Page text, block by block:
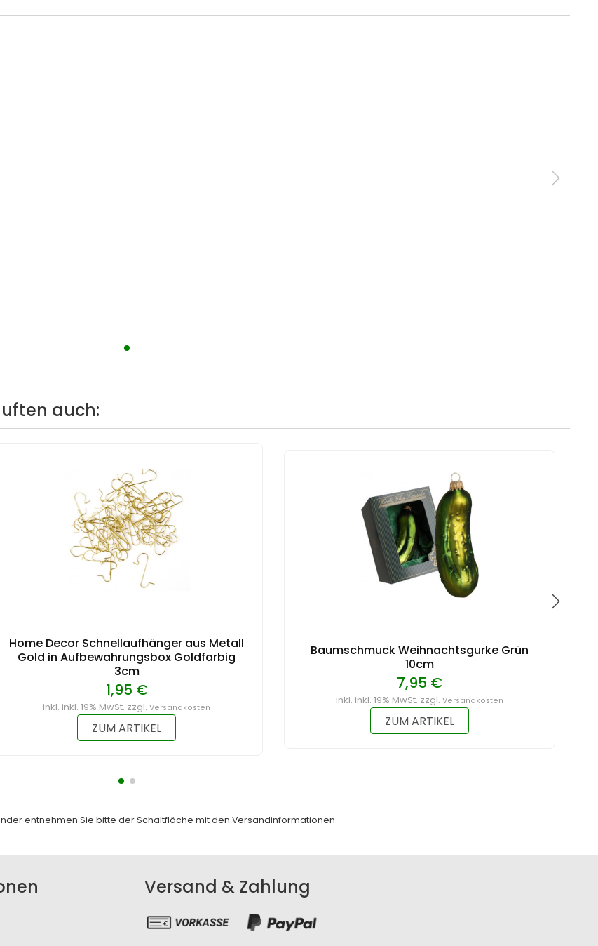
auch:
Home Decor Schnellaufhänger aus Metall
Gold in Aufbewahrungsbox Goldfarbig
3cm
1,95 €
inkl. inkl. 19% MwSt. zzgl.Versandkosten
ZUM ARTIKEL
Baumschmuck Weihnachtsgurke Grün
10cm
7,95 €
inkl. inkl. 19% MwSt. zzgl. Versandkosten
ZUM ARTIKEL
entnehmen Sie bitte der Schaltfläche mit denVersandinformationen
Versand & Zahlung